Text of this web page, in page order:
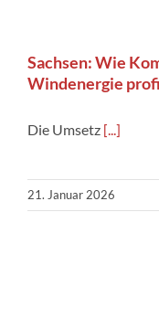
Sachsen: Wie
Windenergie
Die Umsetz [...]
21. Januar 2026